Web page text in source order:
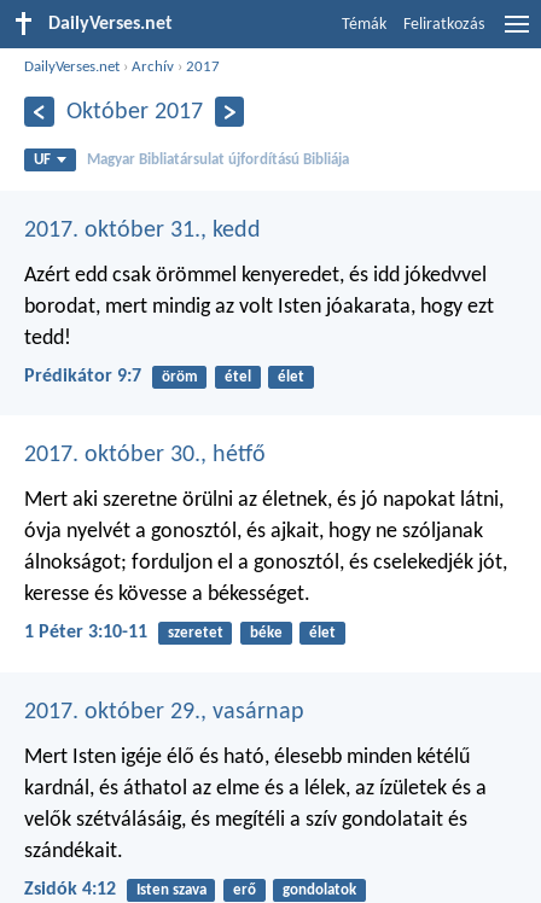
DailyVerses.net Témák Feliratkozás
DailyVerses.net ›Archív ›2017
Október 2017
UF Magyar Bibliatársulat újfordítású Bibliája
2017. október 31., kedd
Azért edd csak örömmel kenyeredet, és idd jókedvvel
borodat, mert mindig az volt Isten jóakarata, hogy ezt
tedd!
Prédikátor 9:7 öröm étel élet
2017. október 30., hétfő
Mert aki szeretne örülni az életnek, és jó napokat látni,
óvja nyelvét a gonosztól, és ajkait, hogy ne szóljanak
álnokságot; forduljon el a gonosztól, és cselekedjék jót,
keresse és kövesse a békességet.
1 Péter 3:10-11 szeretet béke élet
2017. október 29., vasárnap
Mert Isten igéje élő és ható, élesebb minden kétélű
kardnál, és áthatol az elme és a lélek, az ízületek és a
velők szétválásáig, és megítéli a szív gondolatait és
szándékait.
Zsidók 4:12 Isten szava erő gondolatok